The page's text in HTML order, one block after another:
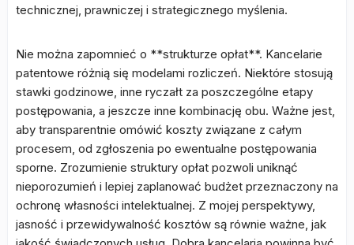
technicznej, prawniczej i strategicznego myślenia.
Nie można zapomnieć o **strukturze opłat**. Kancelarie
patentowe różnią się modelami rozliczeń. Niektóre stosują
stawki godzinowe, inne ryczałt za poszczególne etapy
postępowania, a jeszcze inne kombinację obu. Ważne jest,
aby transparentnie omówić koszty związane z całym
procesem, od zgłoszenia po ewentualne postępowania
sporne. Zrozumienie struktury opłat pozwoli uniknąć
nieporozumień i lepiej zaplanować budżet przeznaczony na
ochronę własności intelektualnej. Z mojej perspektywy,
jasność i przewidywalność kosztów są równie ważne, jak